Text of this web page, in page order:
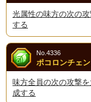
光属性の味方の次の
する
ポコロンチェ
No.4336
味方全員の次の攻撃
成する